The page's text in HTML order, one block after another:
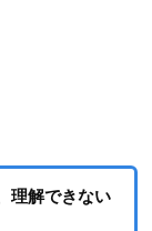
理解できない